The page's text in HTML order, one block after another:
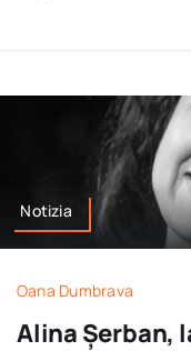
Notizia
Oana Dumbrava
Alina Șerban,